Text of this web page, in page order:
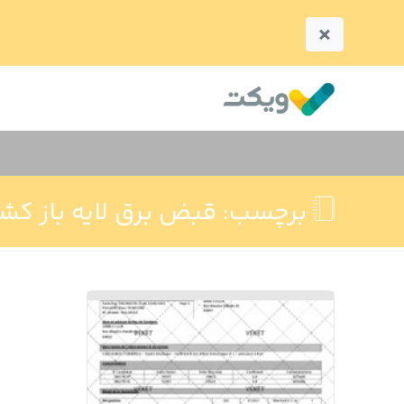
×
برچسب: قبض برق لایه باز